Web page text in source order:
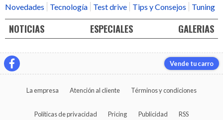
Novedades
Tecnología Test drive Tips y Consejos Tuning
NOTICIAS ESPECIALES GALERIAS
Vende tu carro
La empresa Atención al cliente Términos y condiciones
Políticas de privacidad Pricing Publicidad RSS